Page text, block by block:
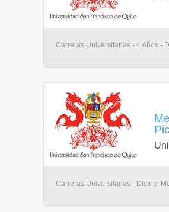
Carreras Universitarias - 4 Años -
Carreras Universitarias - Distrito